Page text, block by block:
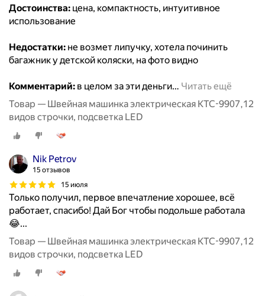
Достоинства: цена, компактность, интуитивное
использование
Недостатки: не возмет липучку, хотела починить
багажник у детской коляски, на фото видно
Комментарий: в целом за эти деньги… Читать ещё
Товар — Швейная машинка электрическая KTC-9907,12
видов строчки, подсветка LED
Nik Petrov
15 отзывов
15 июля
Только получил, первое впечатление хорошее, всё
работает, спасибо! Дай Бог чтобы подольше работала
😂...
Товар — Швейная машинка электрическая KTC-9907,12
видов строчки, подсветка LED